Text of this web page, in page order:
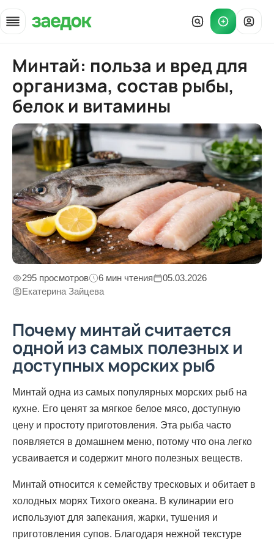
Главная »Статьи»
Минтай: польза и вред для организма, состав рыбы, белок и
Минтай: польза и вред для
организма, состав рыбы,
белок и витамины
295 просмотров 6 мин чтения
05.03.2026
Екатерина Зайцева
Почему минтай считается
одной из самых полезных и
доступных морских рыб
Минтай одна из самых популярных морских рыб на
кухне. Его ценят за мягкое белое мясо, доступную
цену и простоту приготовления. Эта рыба часто
появляется в домашнем меню, потому что она легко
усваивается и содержит много полезных веществ.
Минтай относится к семейству тресковых и обитает в
холодных морях Тихого океана. В кулинарии его
используют для запекания, жарки, тушения и
приготовления супов. Благодаря нежной текстуре